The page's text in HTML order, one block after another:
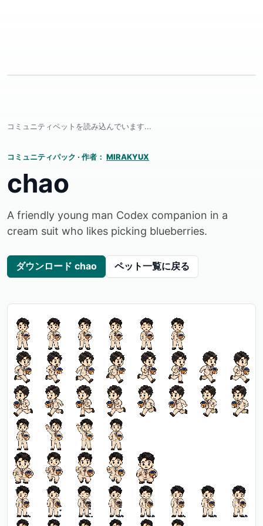
コミュニティペットを読み込んでいます...
コミュニティパック · 作者： MIRAKYUX
chao
A friendly young man Codex companion in a
cream suit who likes picking blueberries.
ダウンロード chao ペット一覧に戻る